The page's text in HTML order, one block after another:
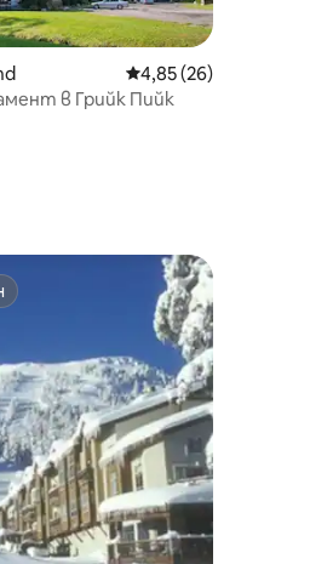
отзива
Средна оценка:
4,85 (26)
в Грийк Пийк
отзива